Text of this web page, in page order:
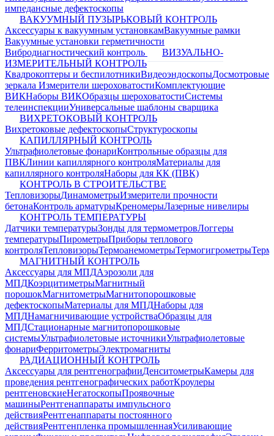
импедансные дефектоскопы
ВАКУУМНЫЙ ПУЗЫРЬКОВЫЙ КОНТРОЛЬ
Аксессуары к вакуумным установкамВакуумные рамки
Вакуумные установки герметичности
Вибродиагностический контроль
ВИЗУАЛЬНО-
ИЗМЕРИТЕЛЬНЫЙ КОНТРОЛЬ
Квадрокоптеры и беспилотникиВидеоэндоскопыДосмотровые
зеркала Измерители шероховатостиКомплектующие
ВИКНаборы ВИКОбразцы шероховатостиСистемы
телеинспекцииУниверсальные шаблоны сварщика
ВИХРЕТОКОВЫЙ КОНТРОЛЬ
Вихретоковые дефектоскопыСтруктуроскопы
КАПИЛЛЯРНЫЙ КОНТРОЛЬ
Ультрафиолетовые фонариКонтрольные образцы для
ПВКЛинии капиллярного контроляМатериалы для
капиллярного контроляНаборы для КК (ПВК)
КОНТРОЛЬ В СТРОИТЕЛЬСТВЕ
ТепловизорыДинамометрыИзмерители прочности
бетонаКонтроль арматурыКреномерыЛазерные нивелиры
КОНТРОЛЬ ТЕМПЕРАТУРЫ
Датчики температурыЗонды для термометровЛоггеры
температурыПирометрыПриборы теплового
контроляТепловизорыТермоанемометрыТермогигрометры
МАГНИТНЫЙ КОНТРОЛЬ
Аксессуары для МПДАэрозоли для
МПДКоэрцитиметрыМагнитный
порошокМагнитометрыМагнитопорошковые
дефектоскопыМатериалы для МПДНаборы для
МПДНамагничивающие устройстваОбразцы для
МПДСтационарные магнитопорошковые
системыУльтрафиолетовые источникиУльтрафиолетовые
фонариФерритометрыЭлектромагниты
РАДИАЦИОННЫЙ КОНТРОЛЬ
Аксессуары для рентгенографииДенситометрыКамеры для
проведения рентгенографических работКроулеры
рентгеновскиеНегатоскопыПроявочные
машиныРентгенаппараты импульсного
действияРентгенаппараты постоянного
действияРентгенпленка промышленнаяУсиливающие